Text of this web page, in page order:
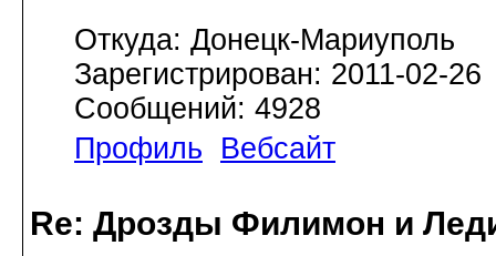
Откуда: Донецк-Мариуполь
Зарегистрирован: 2011-02-26
Сообщений: 4928
Профиль
Вебсайт
Re: Дрозды Филимон и